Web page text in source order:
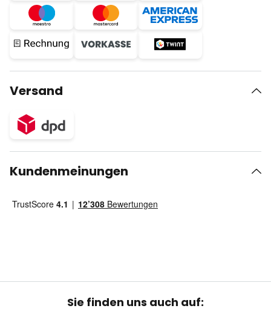
Versand
Kundenmeinungen
Sie finden uns auch auf: